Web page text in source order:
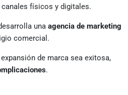
físicos y digitales.
una agencia de marketing
comercial.
de marca sea exitosa,
.